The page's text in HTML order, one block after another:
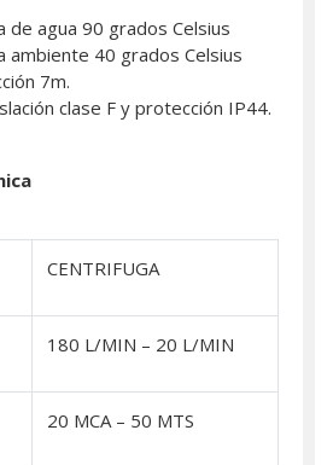
de agua 90 grados Celsius
ambiente 40 grados Celsius
7m.
clase F y protección IP44.
CENTRIFUGA
180 L/MIN – 20 L/MIN
20 MCA – 50 MTS